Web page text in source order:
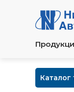
Каталог